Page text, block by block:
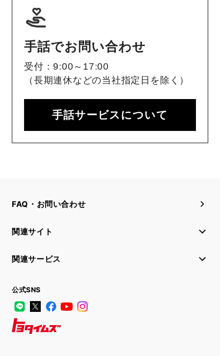
手話でお問い合わせ
受付：9:00～17:00
（長期連休などの当社指定日を除く）
手話サービスについて
FAQ・お問い合わせ
関連サイト
関連サービス
公式SNS
LINE
X FacebookYouTube